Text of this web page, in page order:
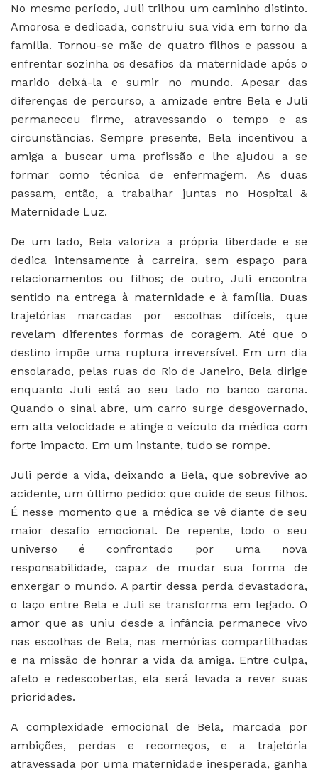
No mesmo período, Juli trilhou um caminho distinto.
Amorosa e dedicada, construiu sua vida em torno da
família. Tornou-se mãe de quatro filhos e passou a
enfrentar sozinha os desafios da maternidade após o
marido deixá-la e sumir no mundo. Apesar das
diferenças de percurso, a amizade entre Bela e Juli
permaneceu firme, atravessando o tempo e as
circunstâncias. Sempre presente, Bela incentivou a
amiga a buscar uma profissão e lhe ajudou a se
formar como técnica de enfermagem. As duas
passam, então, a trabalhar juntas no Hospital &
Maternidade Luz.
De um lado, Bela valoriza a própria liberdade e se
dedica intensamente à carreira, sem espaço para
relacionamentos ou filhos; de outro, Juli encontra
sentido na entrega à maternidade e à família. Duas
trajetórias marcadas por escolhas difíceis, que
revelam diferentes formas de coragem. Até que o
destino impõe uma ruptura irreversível. Em um dia
ensolarado, pelas ruas do Rio de Janeiro, Bela dirige
enquanto Juli está ao seu lado no banco carona.
Quando o sinal abre, um carro surge desgovernado,
em alta velocidade e atinge o veículo da médica com
forte impacto. Em um instante, tudo se rompe.
Juli perde a vida, deixando a Bela, que sobrevive ao
acidente, um último pedido: que cuide de seus filhos.
É nesse momento que a médica se vê diante de seu
maior desafio emocional. De repente, todo o seu
universo é confrontado por uma nova
responsabilidade, capaz de mudar sua forma de
enxergar o mundo. A partir dessa perda devastadora,
o laço entre Bela e Juli se transforma em legado. O
amor que as uniu desde a infância permanece vivo
nas escolhas de Bela, nas memórias compartilhadas
e na missão de honrar a vida da amiga. Entre culpa,
afeto e redescobertas, ela será levada a rever suas
prioridades.
A complexidade emocional de Bela, marcada por
ambições, perdas e recomeços, e a trajetória
atravessada por uma maternidade inesperada, ganha